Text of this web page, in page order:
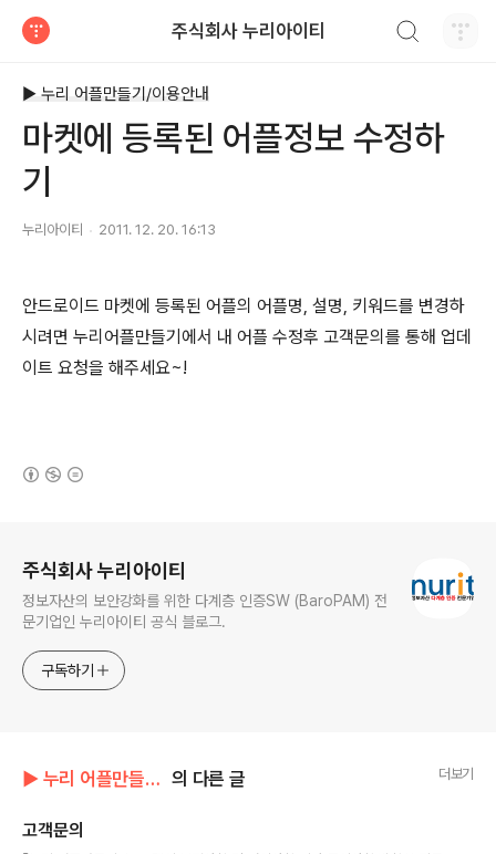
주식회사 누리아이티
▶ 누리 어플만들기/이용안내
마켓에 등록된 어플정보 수정하
기
누리아이티 2011. 12. 20. 16:13
안드로이드 마켓에 등록된 어플의 어플명, 설명, 키워드를 변경하
시려면 누리어플만들기에서 내 어플 수정후 고객문의를 통해 업데
이트 요청을 해주세요~!
주식회사 누리아이티
정보자산의 보안강화를 위한 다계층 인증SW (BaroPAM) 전
문기업인 누리아이티 공식 블로그.
구독하기
▶ 누리 어플만들기/이용안내 의 다른 글 더보기
고객문의